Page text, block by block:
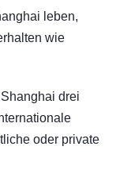
leben,
wie
drei
oder private